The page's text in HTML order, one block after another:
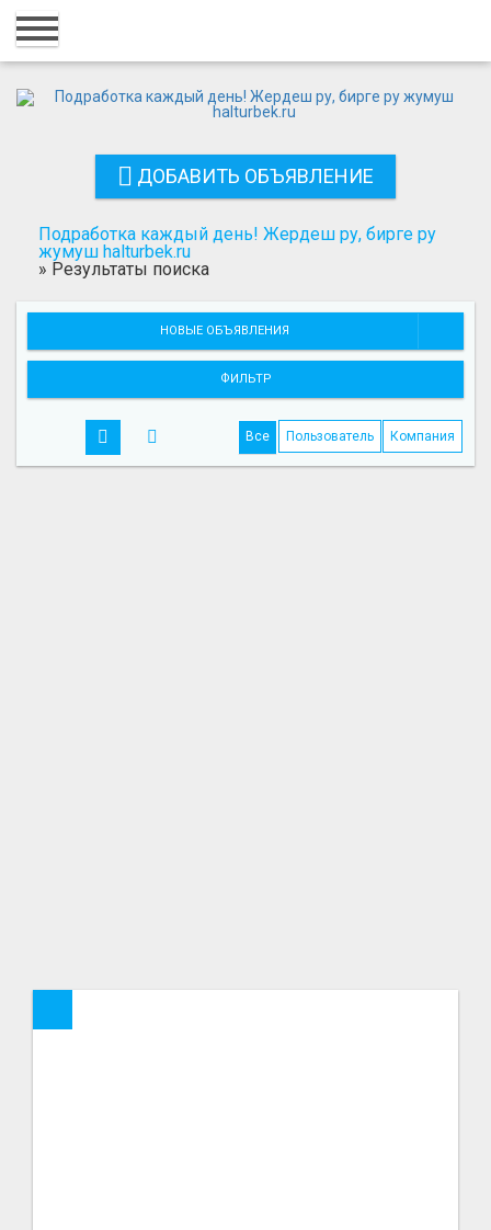
Главная
Добавить объявление
Поиск
ДОБАВИТЬ ОБЪЯВЛЕНИЕ
Подработка каждый день! Жердеш ру, бирге ру
жумуш halturbek.ru
» Результаты поиска
НОВЫЕ ОБЪЯВЛЕНИЯ
ФИЛЬТР
Все Пользователь Компания